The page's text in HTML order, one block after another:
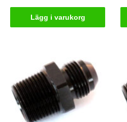
Lägg i varukorg